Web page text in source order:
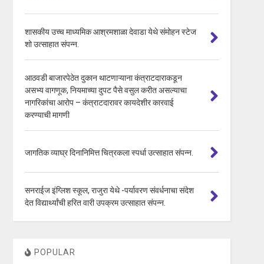
शासकीय उच्च माध्यमिक आश्रमशाळा देवाडा येथे संमोहन स्टेज
शो उत्साहात संपन्न.
आठवडी बाजारपेठेत दुकान थाटणाऱ्याना कंत्राटदाराकडून
असभ्य वागणूक, नियमाच्या दुपट पैसे वसुल करीत असल्याचा
नागरिकांचा आरोप – कंत्राटदारावर कायदेशीर कारवाई
करण्याची मागणी
जागतिक व्याघ्र दिनानिमित्त चित्रकला स्पर्धा उत्साहात संपन्न.
सनराईज इंग्लिश स्कूल, राजुरा येथे -पर्यावरण संवर्धनाचा संदेश
देत विद्यार्थ्यांची हरित वारी उपक्रम उत्साहात संपन्न.
POPULAR